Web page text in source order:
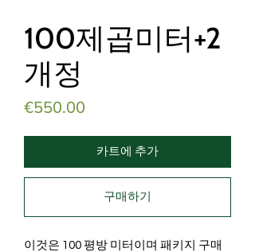
100제곱미터+2
개정
€550.00
카트에 추가
구매하기
이것은 100 평방 미터이며 패키지 구매